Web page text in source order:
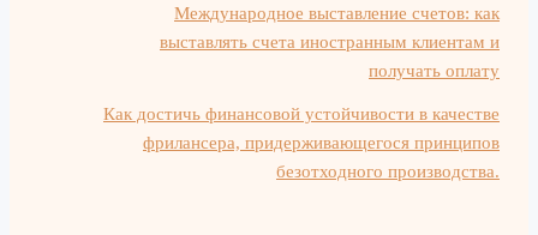
Международное выставление счетов: как
выставлять счета иностранным клиентам и
получать оплату
Как достичь финансовой устойчивости в качестве
фрилансера, придерживающегося принципов
безотходного производства.